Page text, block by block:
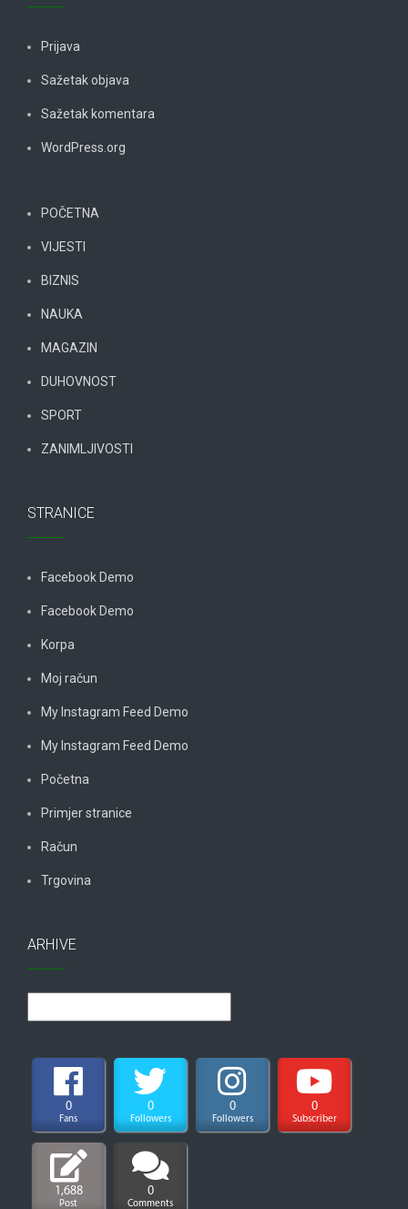
Prijava
Sažetak objava
Sažetak komentara
WordPress.org
POČETNA
VIJESTI
BIZNIS
NAUKA
MAGAZIN
DUHOVNOST
SPORT
ZANIMLJIVOSTI
STRANICE
Facebook Demo
Facebook Demo
Korpa
Moj račun
My Instagram Feed Demo
My Instagram Feed Demo
Početna
Primjer stranice
Račun
Trgovina
ARHIVE
0
Fans
0
Followers
0
Followers
0
Subscriber
1,688
Post
0
Comments